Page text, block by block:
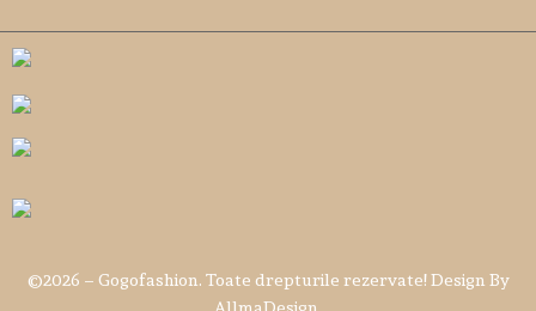
©2026 – Gogofashion. Toate drepturile rezervate! Design By
AllmaDesign